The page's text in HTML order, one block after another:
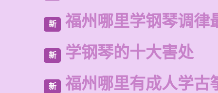
新 福州哪里学钢琴调律
新 学钢琴的十大害处
新 福州哪里有成人学古